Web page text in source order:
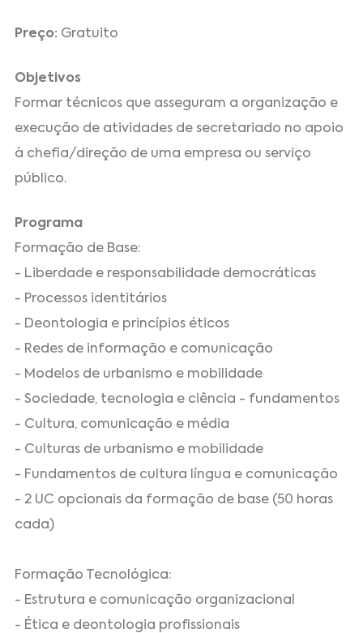
Preço: Gratuito
Objetivos
Formar técnicos que asseguram a organização e
execução de atividades de secretariado no apoio
à chefia/direção de uma empresa ou serviço
público.
Programa
Formação de Base:
- Liberdade e responsabilidade democráticas
- Processos identitários
- Deontologia e princípios éticos
- Redes de informação e comunicação
- Modelos de urbanismo e mobilidade
- Sociedade, tecnologia e ciência - fundamentos
- Cultura, comunicação e média
- Culturas de urbanismo e mobilidade
- Fundamentos de cultura língua e comunicação
- 2 UC opcionais da formação de base (50 horas
cada)
Formação Tecnológica:
- Estrutura e comunicação organizacional
- Ética e deontologia profissionais